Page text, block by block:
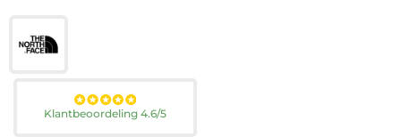
Klantbeoordeling 4.6/5